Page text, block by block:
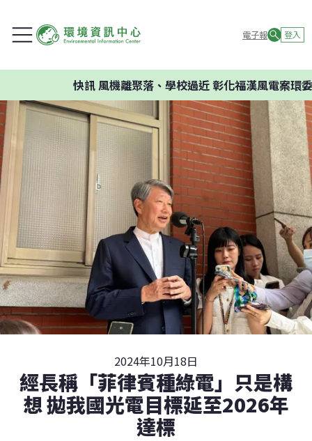
電子報 登入
風機離聚落、學校過近 彰化福漢風電案環委建議
2024年10月18日
經長稱「菲律賓種綠電」只是構
想 拋我國光電目標延至2026年
達標